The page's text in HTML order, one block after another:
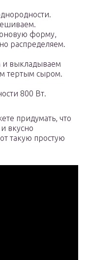
форму,
распределяем.
и выкладываем
тертым сыром.
800 Вт.
придумать, что
вкусно
такую простую